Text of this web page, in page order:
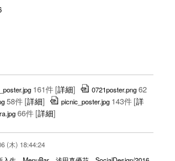
161件[詳細] 0721poster.png62
58件[詳細] picnic_poster.jpg 143件[詳
66件[詳細]
(木) 18:44:24